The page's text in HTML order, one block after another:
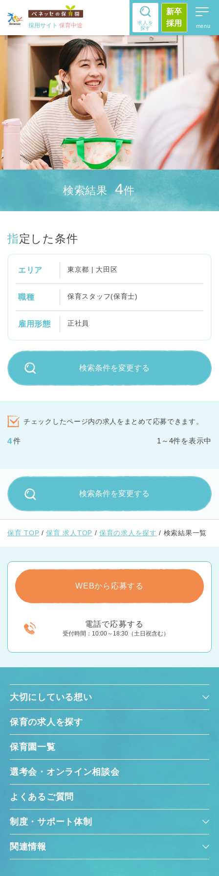
採用サイト 保育中途
求人を
探す
新卒
採用
検索結果 4件
指定した条件
エリア 東京都 | 大田区
職種 保育スタッフ(保育士)
雇用形態 正社員
検索条件を変更する
チェックしたページ内の求人をまとめて応募できます。
4件 1～4件を表示中
検索条件を変更する
保育 TOP 保育 求人TOP 保育の求人を探す 検索結果一覧
WEBから応募する
電話で応募する
受付時間：10:00～18:30（土日祝含む）
大切にしている想い
保育の求人を探す
保育園一覧
選考会・オンライン相談会
よくあるご質問
制度・サポート体制
関連情報